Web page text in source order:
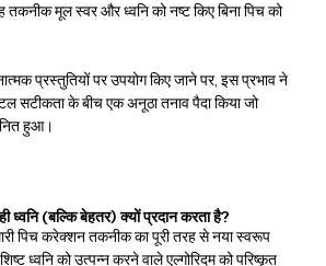
मूल स्वर और ध्वनि को नष्ट किए बिना पिच को
प्रस्तुतियों पर उपयोग किए जाने पर, इस प्रभाव ने
सटीकता के बीच एक अनूठा तनाव पैदा किया जो
हुआ।
(बल्कि बेहतर) क्यों प्रदान करता है?
पिच करेक्शन तकनीक का पूरी तरह से नया स्वरूप
ध्वनि को उत्पन्न करने वाले एल्गोरिदम को परिष्कृत